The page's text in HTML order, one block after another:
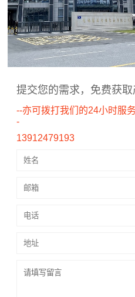
提交您的需求，免费获
--亦可拨打我们的24小时服
-
13912479193